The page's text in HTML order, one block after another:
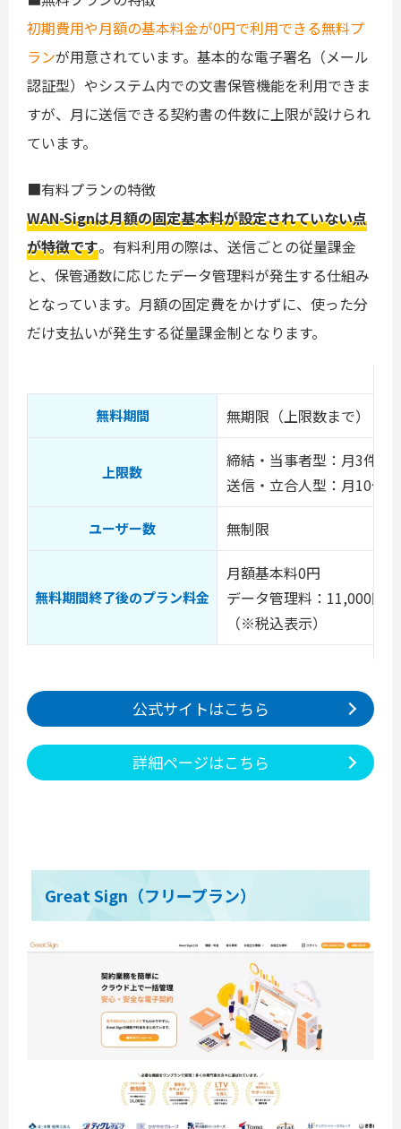
初期費用や月額の基本料金が0円で利用できる無料プ
ランが用意されています。基本的な電子署名（メール
認証型）やシステム内での文書保管機能を利用できま
すが、月に送信できる契約書の件数に上限が設けられ
ています。
■有料プランの特徴
WAN-Signは月額の固定基本料が設定されていない点
が特徴です。有料利用の際は、送信ごとの従量課金
と、保管通数に応じたデータ管理料が発生する仕組み
となっています。月額の固定費をかけずに、使った分
だけ支払いが発生する従量課金制となります。
無料期間 無期限（上限数まで）
上限数
締結・当事者型：月3件
送信・立合人型：月10件
ユーザー数 無制限
無料期間終了後のプラン料金
月額基本料0円
データ管理料：11,000円
（※税込表示）
公式サイトはこちら
詳細ページはこちら
Great Sign（フリープラン）